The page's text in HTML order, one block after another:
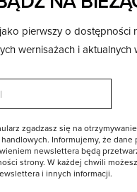
pierwszy o dostępności
wernisażach i aktualnych
zgadzasz się na
Informujemy, że dane
newslettera będą
strony. W każdej chwili
i innych informacji.
All photos © Julia Markiewicz